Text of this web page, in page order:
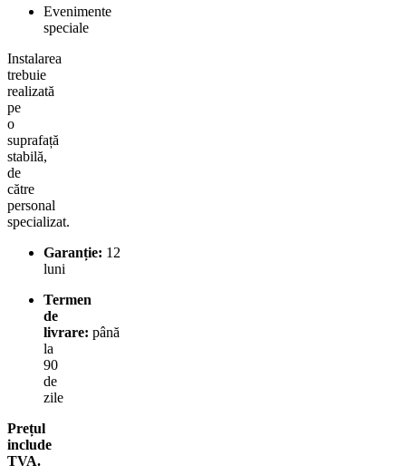
Evenimente
speciale
Instalarea
trebuie
realizată
pe
o
suprafață
stabilă,
de
către
personal
specializat.
Garanție: 12
luni
Termen
de
livrare: până
la
90
de
zile
Prețul
include
TVA.